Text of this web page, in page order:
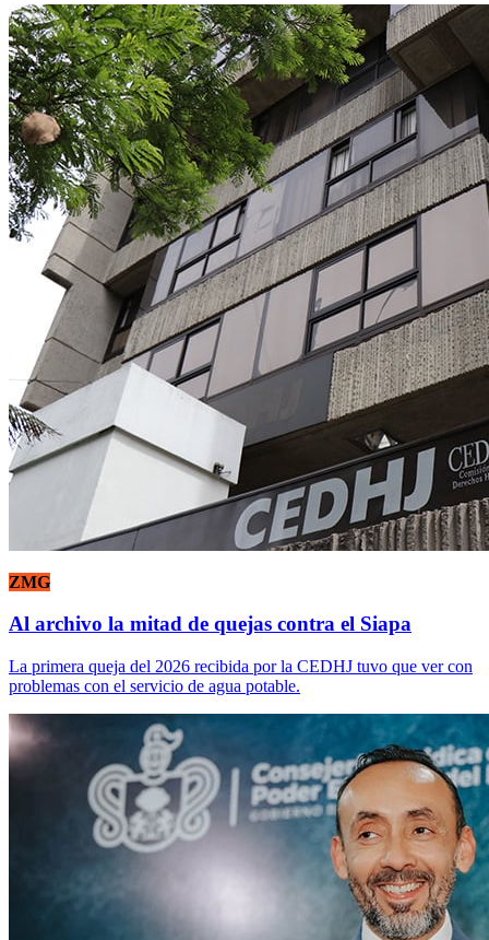
ZMG
Al archivo la mitad de quejas contra el Siapa
La primera queja del 2026 recibida por la CEDHJ tuvo que ver con
problemas con el servicio de agua potable.